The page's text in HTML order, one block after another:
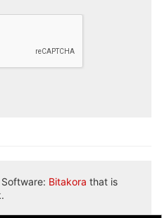
Software: Bitakora that is